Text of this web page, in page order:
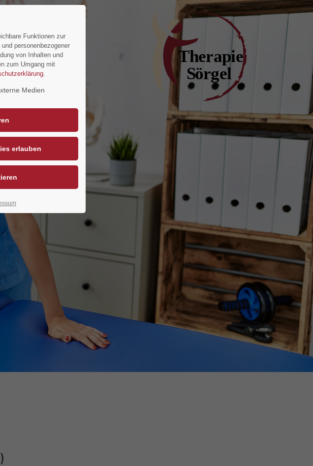
in touch
Inc.
293 City Road, Suite 600
Francisco, CA 94102
Have any questions?
+44 1234 567 890
Drop us a line
info@yourdomain.com
About us
Lorem ipsum dolor sit amet,
consectetuer adipiscing elit.
Aenean commodo ligula eget dolor.
Aenean massa. Cum sociis natoque
penatibus et magnis dis parturient
montes, nascetur ridiculus mus.
Donec quam felis, ultricies nec.
Funktionen zur
personenbezogener
von Inhalten und
zum Umgang mit
.
Medien